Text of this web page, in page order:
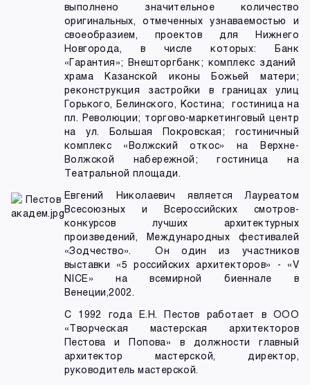
выполнено значительное количество
оригинальных, отмеченных узнаваемостью и
своеобразием, проектов для Нижнего
Новгорода, в числе которых: Банк
«Гарантия»; Внешторгбанк; комплекс зданий
храма Казанской иконы Божьей матери;
реконструкция застройки в границах улиц
Горького, Белинского, Костина; гостиница на
пл. Революции; торгово-маркетинговый центр
на ул. Большая Покровская; гостиничный
комплекс «Волжский откос» на Верхне-
Волжской набережной; гостиница на
Театральной площади.
Евгений Николаевич является Лауреатом
Всесоюзных и Всероссийских смотров-
конкурсов лучших архитектурных
произведений, Международных фестивалей
«Зодчество». Он один из участников
выставки «5 российских архитекторов» - «V
NICE» на всемирной биеннале в
Венеции,2002.
С 1992 года Е.Н. Пестов работает в ООО
«Творческая мастерская архитекторов
Пестова и Попова» в должности главный
архитектор мастерской, директор,
руководитель мастерской.